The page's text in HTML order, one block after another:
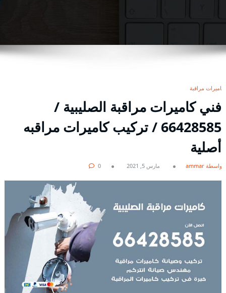
كاميرات مراقبة
فني كاميرات مراقبة الصليبية /
66428585 / تركيب كاميرات مراقبه
أصلية
بواسطة ammar مارس 5, 2021 0